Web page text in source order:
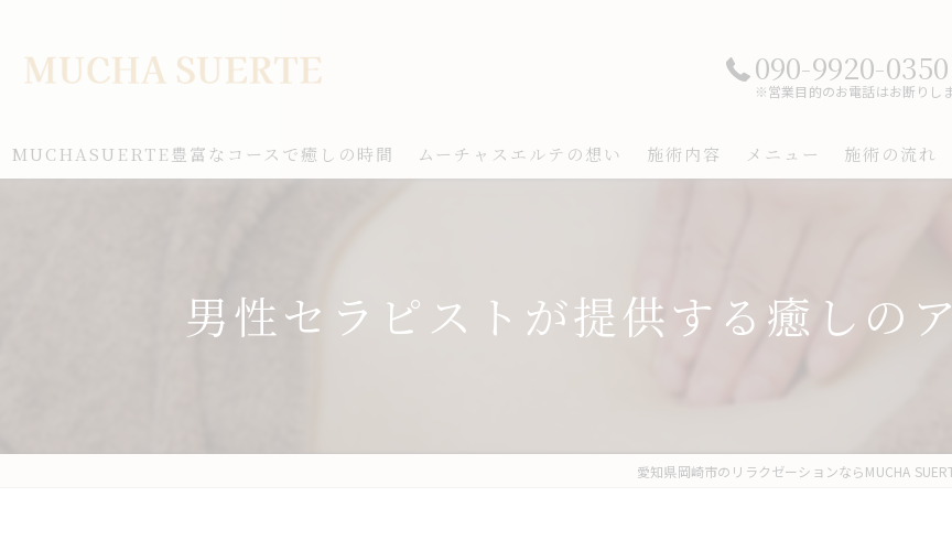
090-9920-0350
※営業目的のお電話はお断りし
MUCHASUERTE豊富なコースで癒しの時間 ムーチャスエルテの想い 施術内容 メニュー 施術の流れ
男性セラピストが提供する癒しの
愛知県岡崎市のリラクゼーションならMUCHA